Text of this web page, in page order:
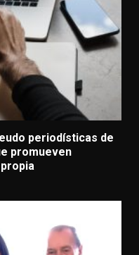
periodísticas de
promueven